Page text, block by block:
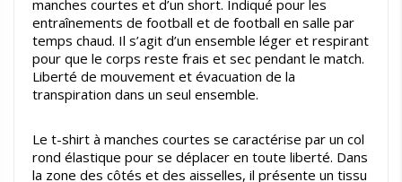
manches courtes et d’un short. Indiqué pour les
entraînements de football et de football en salle par
temps chaud. Il s’agit d’un ensemble léger et respirant
pour que le corps reste frais et sec pendant le match.
Liberté de mouvement et évacuation de la
transpiration dans un seul ensemble.
Le t-shirt à manches courtes se caractérise par un col
rond élastique pour se déplacer en toute liberté. Dans
la zone des côtés et des aisselles, il présente un tissu